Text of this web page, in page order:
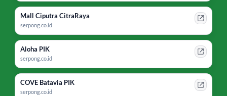
Mall Ciputra CitraRaya
serpong.co.id
Aloha PIK
serpong.co.id
COVE Batavia PIK
serpong.co.id